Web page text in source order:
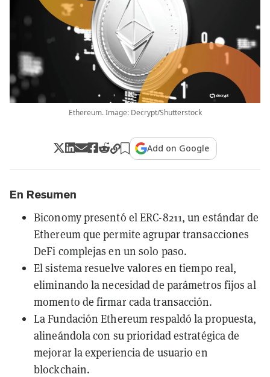
Ethereum. Image: Decrypt/Shutterstock
Add on Google
En Resumen
Biconomy presentó el ERC-8211, un estándar de
Ethereum que permite agrupar transacciones
DeFi complejas en un solo paso.
El sistema resuelve valores en tiempo real,
eliminando la necesidad de parámetros fijos al
momento de firmar cada transacción.
La Fundación Ethereum respaldó la propuesta,
alineándola con su prioridad estratégica de
mejorar la experiencia de usuario en
blockchain.